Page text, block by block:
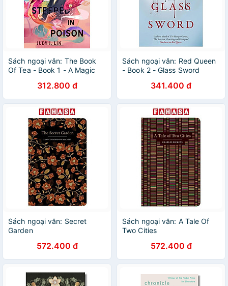
Sách ngoại văn: The Book
Of Tea - Book 1 - A Magic
312.800 đ
Sách ngoại văn: Red Queen
- Book 2 - Glass Sword
341.400 đ
Sách ngoại văn: Secret
Garden
572.400 đ
Sách ngoại văn: A Tale Of
Two Cities
572.400 đ